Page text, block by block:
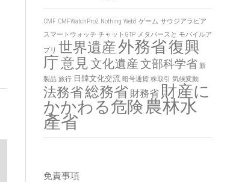
CMF CMFWatchPro2 Nothing Web3 ゲーム サウジアラビア
スマートウォッチ チャットGTP メタバースと モバイルア
プリ 世界遺産外務省復興
庁意見文化遺産文部科学省 新
製品 旅行 日韓文化交流 暗号通貨 株取引 気候変動
法務省総務省 財務省 財産に
かかわる危険農林水
產省
免責事項